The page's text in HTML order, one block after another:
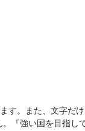
す。また、文字だ
。『強い国を目指し